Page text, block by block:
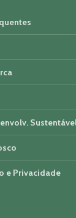
e Privacidade